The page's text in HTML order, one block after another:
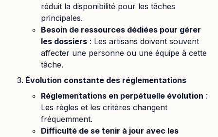
réduit la disponibilité pour les tâches
principales.
Besoin de ressources dédiées pour gérer
les dossiers : Les artisans doivent souvent
affecter une personne ou une équipe à cette
tâche.
Évolution constante des réglementations
Réglementations en perpétuelle évolution :
Les règles et les critères changent
fréquemment.
Difficulté de se tenir à jour avec les